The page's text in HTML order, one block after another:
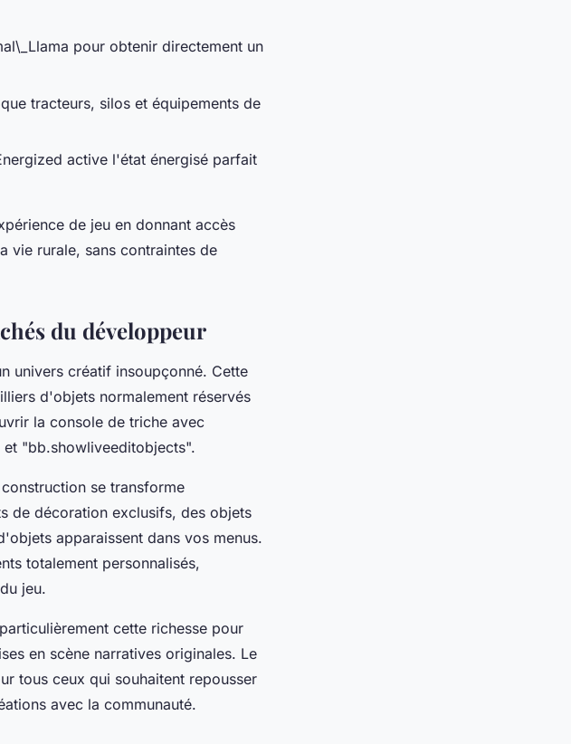
pour obtenir directement un
tracteurs, silos et équipements de
active l'état énergisé parfait
de jeu en donnant accès
vie rurale, sans contraintes de
du développeur
univers créatif insoupçonné. Cette
d'objets normalement réservés
la console de triche avec
"bb.showliveeditobjects".
se transforme
de décoration exclusifs, des objets
apparaissent dans vos menus.
totalement personnalisés,
jeu.
cette richesse pour
en scène narratives originales. Le
tous ceux qui souhaitent repousser
avec la communauté.